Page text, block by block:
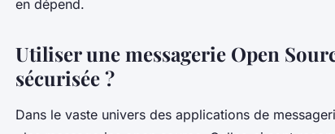
en dépend.
Utiliser une messagerie Open
sécurisée ?
Dans le vaste univers des applications de